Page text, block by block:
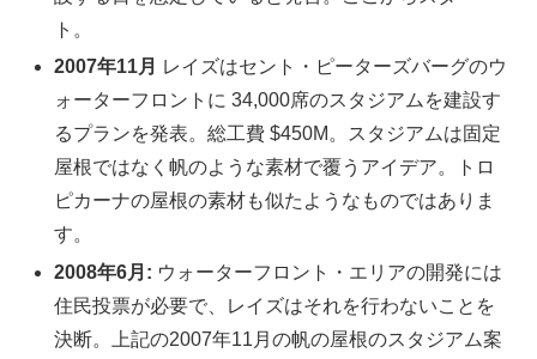
ト。
2007年11月 レイズはセント・ピーターズバーグのウ
ォーターフロントに 34,000席のスタジアムを建設す
るプランを発表。総工費 $450M。スタジアムは固定
屋根ではなく帆のような素材で覆うアイデア。トロ
ピカーナの屋根の素材も似たようなものではありま
す。
2008年6月: ウォーターフロント・エリアの開発には
住民投票が必要で、レイズはそれを行わないことを
決断。上記の2007年11月の帆の屋根のスタジアム案